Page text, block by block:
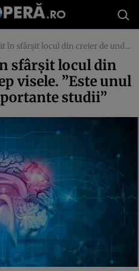
creier de unde încep visele. ”Este unul dintre cele mai importante studii”
sfârşit locul din
visele. ”Este unul
studii”